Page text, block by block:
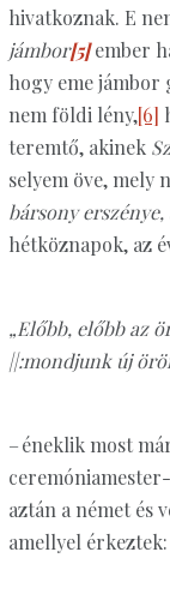
hivatkoznak. E
jámbor[5]ember
hogy eme jámbor
nem földi lény,[6]
teremtő, akinek
selyem öve, mely
bársony
hétköznapok, az
„Előbb, előbb az
||:mondjunk új
– éneklik most
aztán a német és
amellyel érkeztek: